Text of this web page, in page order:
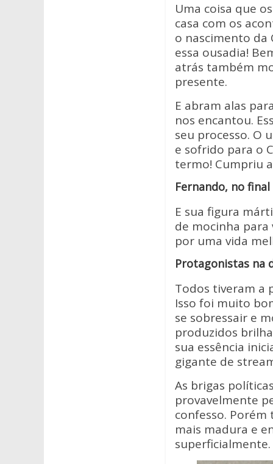
Uma coisa que
casa com os
o nascimento da
essa ousadia!
atrás também
presente.
E abram alas
nos encantou.
seu processo. O
e sofrido para o
termo! Cumpriu
Fernando, no
E sua figura
de mocinha para
por uma vida
Protagonistas na
Todos tiveram a
Isso foi muito
se sobressair e
produzidos
sua essência
gigante de
As brigas
provavelmente
confesso.
mais madura e
superficialmente.